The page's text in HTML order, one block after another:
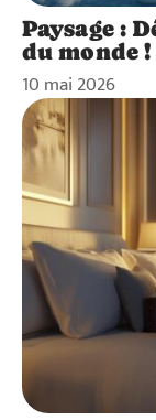
Paysage :
du monde !
10 mai 2026